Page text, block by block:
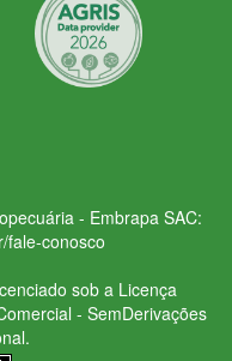
- Embrapa SAC:
fale-conosco
sob a Licença
- SemDerivações